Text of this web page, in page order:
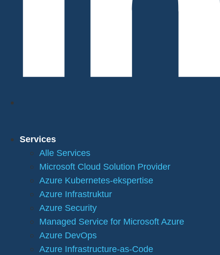
Services
Alle Services
Microsoft Cloud Solution Provider
Azure Kubernetes-ekspertise
Azure Infrastruktur
Azure Security
Managed Service for Microsoft Azure
Azure DevOps
Azure Infrastructure-as-Code